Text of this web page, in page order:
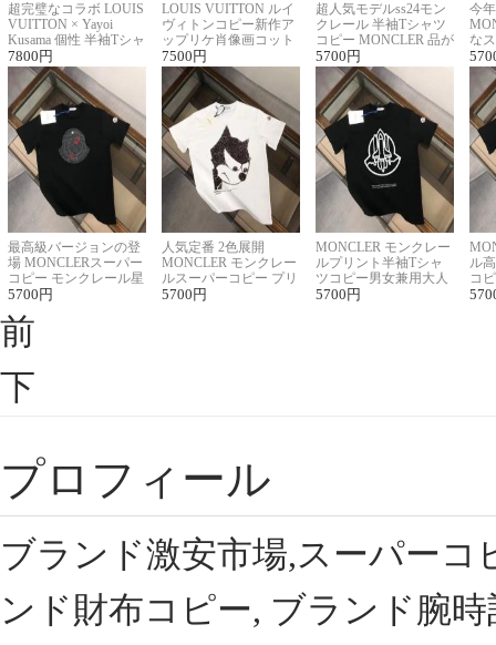
超完璧なコラボ LOUIS
VUITTON × Yayoi
Kusama 個性 半袖Tシャ
ツコピー男女兼用
7800 円
LOUIS VUITTON ルイ
ヴィトンコピー新作ア
ップリケ肖像画コット
ンニット半袖Tシャツ
7500 円
超人気モデルss24モン
クレール 半袖Tシャツ
コピー MONCLER 品が
良く見た目
5700 円
今
な
ル
最高級バージョンの登
場 MONCLERスーパー
コピー モンクレール星
座半袖Tシャツ
5700 円
人気定番 2色展開
MONCLER モンクレー
ルスーパーコピー プリ
ント半袖Tシャツ
5700 円
MONCLER モンクレー
ルプリント半袖Tシャ
ツコピー男女兼用大人
可愛い春夏コーデ
5700 円
ル
コ
ィ
前
下
プロフィール
ブランド激安市場,スーパー
ンド財布コピー, ブランド腕